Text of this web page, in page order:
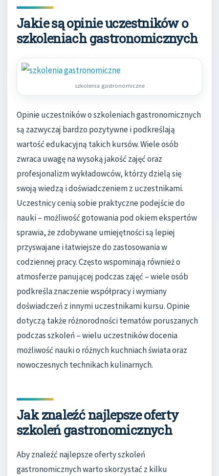
Jakie są opinie uczestników o
szkoleniach gastronomicznych
szkolenia gastronomiczne
Opinie uczestników o szkoleniach gastronomicznych
są zazwyczaj bardzo pozytywne i podkreślają
wartość edukacyjną takich kursów. Wiele osób
zwraca uwagę na wysoką jakość zajęć oraz
profesjonalizm wykładowców, którzy dzielą się
swoją wiedzą i doświadczeniem z uczestnikami.
Uczestnicy cenią sobie praktyczne podejście do
nauki – możliwość gotowania pod okiem ekspertów
sprawia, że zdobywane umiejętności są lepiej
przyswajane i łatwiejsze do zastosowania w
codziennej pracy. Często wspominają również o
atmosferze panującej podczas zajęć – wiele osób
podkreśla znaczenie współpracy i wymiany
doświadczeń z innymi uczestnikami kursu. Opinie
dotyczą także różnorodności tematów poruszanych
podczas szkoleń – wielu uczestników docenia
możliwość nauki o różnych kuchniach świata oraz
nowoczesnych technikach kulinarnych.
Jak znaleźć najlepsze oferty
szkoleń gastronomicznych
Aby znaleźć najlepsze oferty szkoleń
gastronomicznych warto skorzystać z kilku